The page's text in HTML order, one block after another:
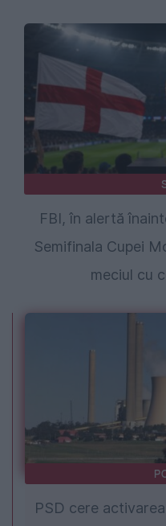
FBI, în alertă
Semifinala Cupei
meciul cu
PSD cere